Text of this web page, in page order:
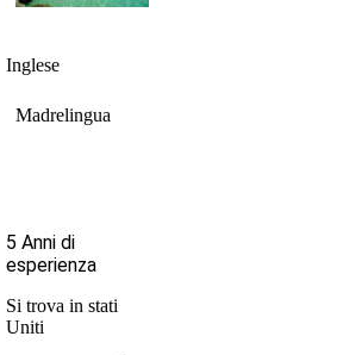
Inglese
Madrelingua
5 Anni di
esperienza
Si trova in stati
Uniti